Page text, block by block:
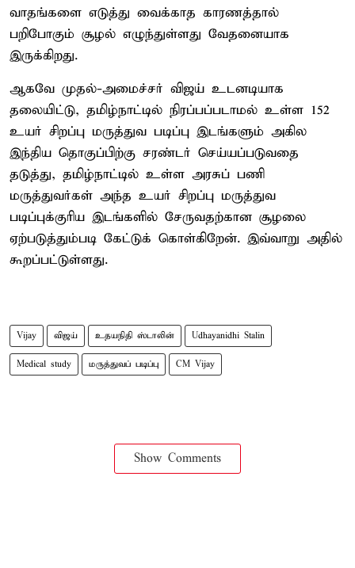
வாதங்களை எடுத்து வைக்காத காரணத்தால்
பறிபோகும் சூழல் எழுந்துள்ளது வேதனையாக
இருக்கிறது.
ஆகவே முதல்-அமைச்சர் விஜய் உடனடியாக
தலையிட்டு, தமிழ்நாட்டில் நிரப்பப்படாமல் உள்ள 152
உயர் சிறப்பு மருத்துவ படிப்பு இடங்களும் அகில
இந்திய தொகுப்பிற்கு சரண்டர் செய்யப்படுவதை
தடுத்து, தமிழ்நாட்டில் உள்ள அரசுப் பணி
மருத்துவர்கள் அந்த உயர் சிறப்பு மருத்துவ
படிப்புக்குரிய இடங்களில் சேருவதற்கான சூழலை
ஏற்படுத்தும்படி கேட்டுக் கொள்கிறேன். இவ்வாறு அதில்
கூறப்பட்டுள்ளது.
Vijay விஜய் உதயநிதி ஸ்டாலின் Udhayanidhi Stalin
Medical study மருத்துவப் படிப்பு CM Vijay
Show Comments